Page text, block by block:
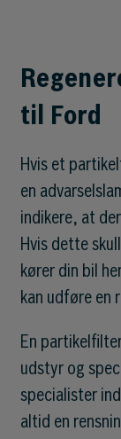
til Ford
Hvis et
en
indikere, at
Hvis dette
kører din bil
kan udføre en
En
udstyr og
specialister
altid en